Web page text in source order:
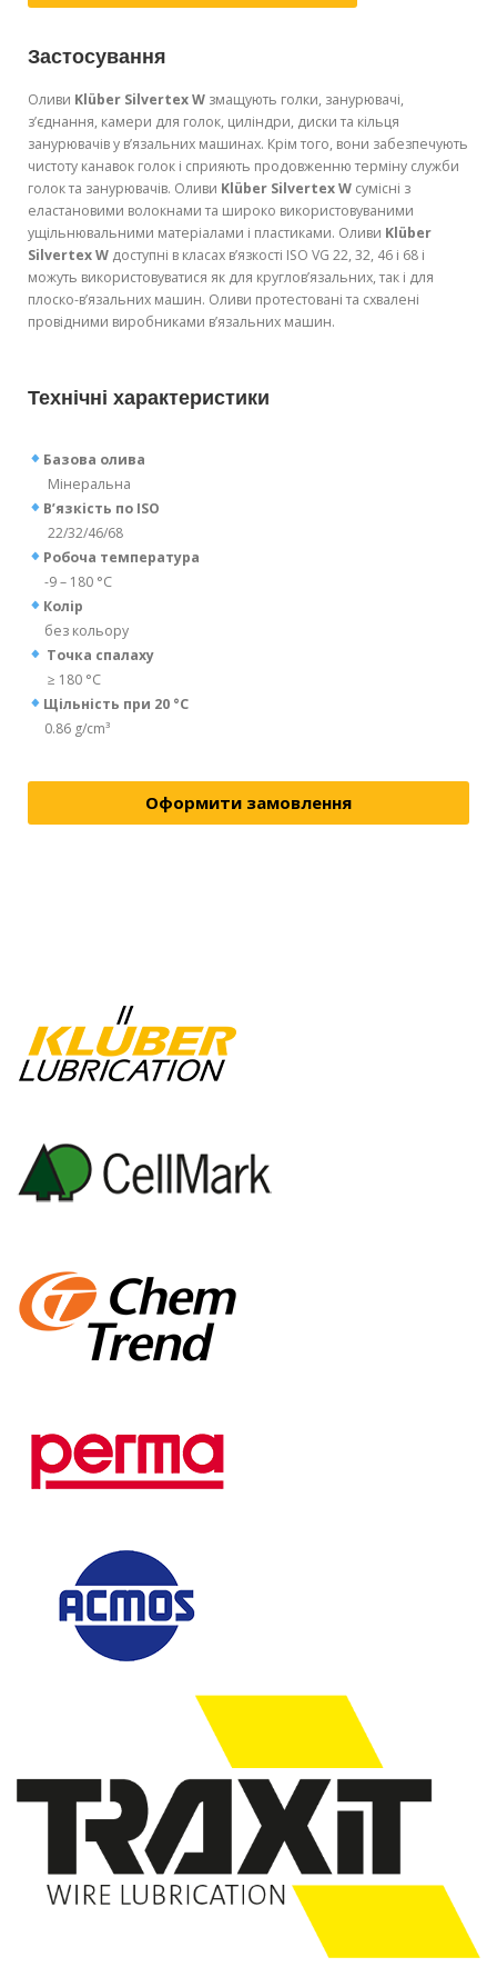
Застосування
Оливи Klüber Silvertex W змащують голки, занурювачі,
з’єднання, камери для голок, циліндри, диски та кільця
занурювачів у в’язальних машинах. Крім того, вони забезпечують
чистоту канавок голок і сприяють продовженню терміну служби
голок та занурювачів. Оливи Klüber Silvertex W сумісні з
еластановими волокнами та широко використовуваними
ущільнювальними матеріалами і пластиками. Оливи Klüber
Silvertex W доступні в класах в’язкості ISO VG 22, 32, 46 і 68 і
можуть використовуватися як для круглов’язальних, так і для
плоско-в’язальних машин. Оливи протестовані та схвалені
провідними виробниками в’язальних машин.
Технічні характеристики
Базова олива
Мінеральна
В’язкість по ISO
22/32/46/68
Робоча температура
-9 – 180 °C
Колір
без кольору
Точка спалаху
≥ 180 °C
Щільність при 20 °C
0.86 g/cm³
Оформити замовлення